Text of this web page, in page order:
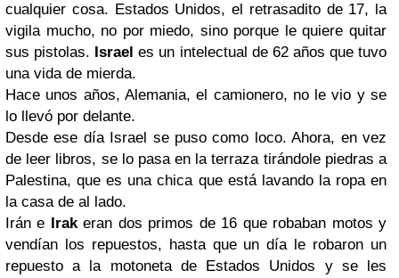
cualquier cosa. Estados Unidos, el retrasadito de 17, la
vigila mucho, no por miedo, sino porque le quiere quitar
sus pistolas. Israel es un intelectual de 62 años que tuvo
una vida de mierda.
Hace unos años, Alemania, el camionero, no le vio y se
lo llevó por delante.
Desde ese día Israel se puso como loco. Ahora, en vez
de leer libros, se lo pasa en la terraza tirándole piedras a
Palestina, que es una chica que está lavando la ropa en
la casa de al lado.
Irán e Irakeran dos primos de 16 que robaban motos y
vendían los repuestos, hasta que un día le robaron un
repuesto a la motoneta de Estados Unidos y se les